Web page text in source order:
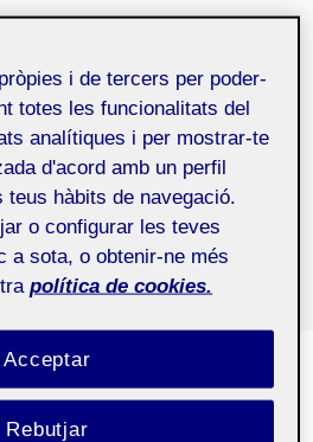
2023
comparten algunas de las
proyecto artístico Cuerpo
pròpies i de tercers per poder-
totes les funcionalitats del
analítiques i per mostrar-te
d'acord amb un perfil
teus hàbits de navegació.
o configurar les teves
a sota, o obtenir-ne més
política de cookies.
Rebutjar
Acceptar